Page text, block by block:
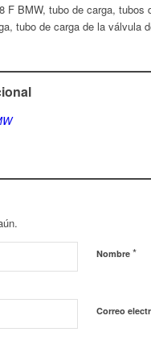
F BMW, tubo de carga,
tubo de carga de la válvula
Nombre*
Correo